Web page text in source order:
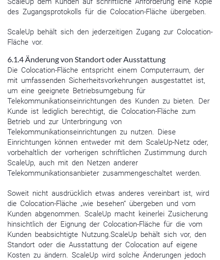
des Zugangsprotokolls für die Colocation-Fläche übergeben.
ScaleUp behält sich den jederzeitigen Zugang zur Colocation-
Fläche vor.
6.1.4 Änderung von Standort oder Ausstattung
Die Colocation-Fläche entspricht einem Computerraum, der
mit umfassenden Sicherheitsvorkehrungen ausgestattet ist,
um eine geeignete Betriebsumgebung für
Telekommunikationseinrichtungen des Kunden zu bieten. Der
Kunde ist lediglich berechtigt, die Colocation-Fläche zum
Betrieb und zur Unterbringung von
Telekommunikationseinrichtungen zu nutzen. Diese
Einrichtungen können entweder mit dem ScaleUp-Netz oder,
vorbehaltlich der vorherigen schriftlichen Zustimmung durch
ScaleUp, auch mit den Netzen anderer
Telekommunikationsanbieter zusammengeschaltet werden.
Soweit nicht ausdrücklich etwas anderes vereinbart ist, wird
die Colocation-Fläche „wie besehen“ übergeben und vom
Kunden abgenommen. ScaleUp macht keinerlei Zusicherung
hinsichtlich der Eignung der Colocation-Fläche für die vom
Kunden beabsichtigte Nutzung.ScaleUp behält sich vor, den
Standort oder die Ausstattung der Colocation auf eigene
Kosten zu ändern. ScaleUp wird solche Änderungen jedoch